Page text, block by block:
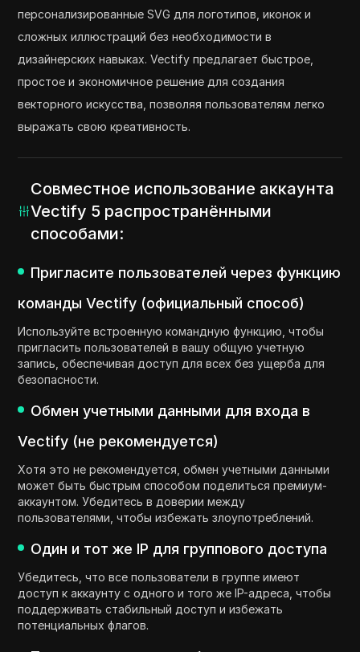
персонализированные SVG для логотипов, иконок и
сложных иллюстраций без необходимости в
дизайнерских навыках. Vectify предлагает быстрое,
простое и экономичное решение для создания
векторного искусства, позволяя пользователям легко
выражать свою креативность.
Совместное использование аккаунта
Vectify 5 распространёнными
способами:
Пригласите пользователей через функцию
команды Vectify (официальный способ)
Используйте встроенную командную функцию, чтобы
пригласить пользователей в вашу общую учетную
запись, обеспечивая доступ для всех без ущерба для
безопасности.
Обмен учетными данными для входа в
Vectify (не рекомендуется)
Хотя это не рекомендуется, обмен учетными данными
может быть быстрым способом поделиться премиум-
аккаунтом. Убедитесь в доверии между
пользователями, чтобы избежать злоупотреблений.
Один и тот же IP для группового доступа
Убедитесь, что все пользователи в группе имеют
доступ к аккаунту с одного и того же IP-адреса, чтобы
поддерживать стабильный доступ и избежать
потенциальных флагов.